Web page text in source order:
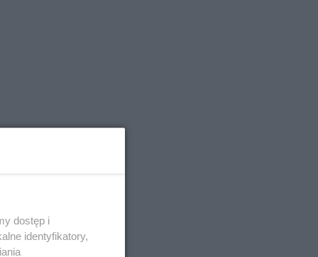
dostęp i
identyfikatory,